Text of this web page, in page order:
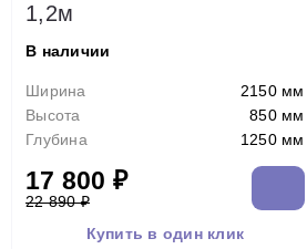
1,2м
В наличии
Ширина
2150 мм
Высота
850 мм
Глубина
1250 мм
17 800 ₽
22 890 ₽
Купить в один клик